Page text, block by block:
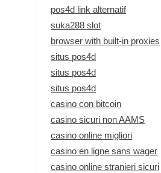
pos4d link alternatif
suka288 slot
browser with built-in proxies
situs pos4d
situs pos4d
situs pos4d
casino con bitcoin
casino sicuri non AAMS
casino online migliori
casino en ligne sans wager
casino online stranieri sicuri